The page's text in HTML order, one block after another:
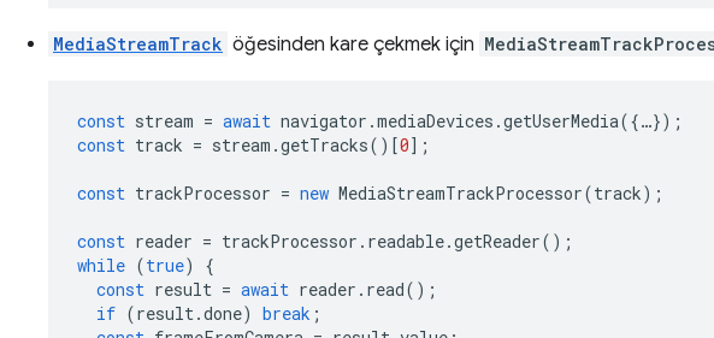
MediaStreamTrack öğesinden kare çekmek için
const stream = await navigator .mediaDevices .getUserMedia({…});
const track = stream .getTracks()[0];
const trackProcessor = new MediaStreamTrackProcessor(track);
const reader = trackProcessor . readable.getReader();
while (true)
{
const result = await reader . read();
if (result.done) break ;